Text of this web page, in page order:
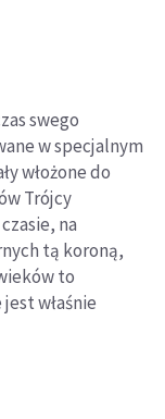
swego
w specjalnym
włożone do
Trójcy
na
tą koroną,
to
właśnie